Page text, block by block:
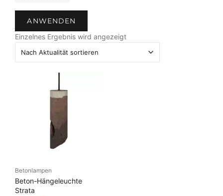
u
ANWENDEN
Einzelnes Ergebnis wird angezeigt
Betonlampen
Beton-Hängeleuchte
Strata